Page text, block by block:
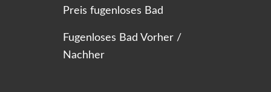
Preis fugenloses Bad
Fugenloses Bad Vorher /
Nachher